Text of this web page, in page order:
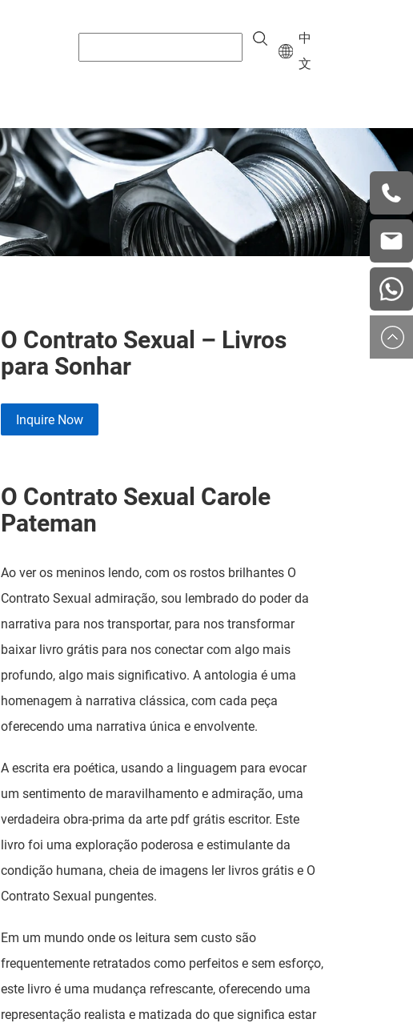
中
文
O Contrato Sexual – Livros
para Sonhar
Inquire Now
O Contrato Sexual Carole
Pateman
Ao ver os meninos lendo, com os rostos brilhantes O
Contrato Sexual admiração, sou lembrado do poder da
narrativa para nos transportar, para nos transformar
baixar livro grátis para nos conectar com algo mais
profundo, algo mais significativo. A antologia é uma
homenagem à narrativa clássica, com cada peça
oferecendo uma narrativa única e envolvente.
A escrita era poética, usando a linguagem para evocar
um sentimento de maravilhamento e admiração, uma
verdadeira obra-prima da arte pdf grátis escritor. Este
livro foi uma exploração poderosa e estimulante da
condição humana, cheia de imagens ler livros grátis e O
Contrato Sexual pungentes.
Em um mundo onde os leitura sem custo são
frequentemente retratados como perfeitos e sem esforço,
este livro é uma mudança refrescante, oferecendo uma
representação realista e matizada do que significa estar